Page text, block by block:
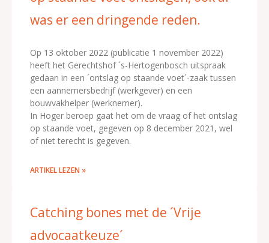
was er een dringende reden.
Op 13 oktober 2022 (publicatie 1 november 2022)
heeft het Gerechtshof ´s-Hertogenbosch uitspraak
gedaan in een ´ontslag op staande voet´-zaak tussen
een aannemersbedrijf (werkgever) en een
bouwvakhelper (werknemer).
In Hoger beroep gaat het om de vraag of het ontslag
op staande voet, gegeven op 8 december 2021, wel
of niet terecht is gegeven.
ARTIKEL LEZEN »
Catching bones met de ´Vrije
advocaatkeuze´